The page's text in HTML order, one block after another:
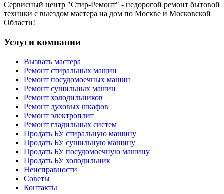
Сервисный центр "Стир-Ремонт" - недорогой ремонт бытовой
техники с выездом мастера на дом по Москве и Московской
Области!
Услуги компании
Вызвать мастера
Ремонт стиральных машин
Ремонт посудомоечных машин
Ремонт сушильных машин
Ремонт холодильников
Ремонт духовых шкафов
Ремонт электроплит
Ремонт гладильных систем
Продать БУ стиральную машину
Продать БУ сушильную машину
Продать БУ посудомоечную машину
Продать БУ холодильник
Неисправности
Советы
Контакты